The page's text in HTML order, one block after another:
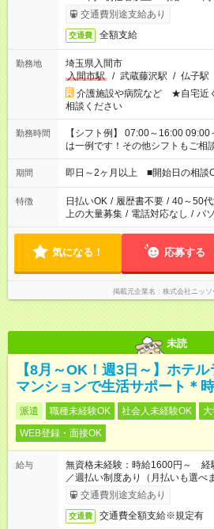
交通費別途支給あり
交通費 全額支給
勤務地
埼玉県入間市
入間市駅
/ 武蔵藤沢駅 / 仏子駅
介護施設や病院など ★自宅近
相談ください
勤務時間
【シフト例】 07:00～16:00 09:00～
は一例です！その他シフトもご相
期間 即日～2ヶ月以上 ■開始日の相談
特徴 日払いOK / 履歴書不要 / 40～50
上の大量募集 / 電話対応なし / パ
気になる！ 応募する
掲載元企業名 株式会社ニッソ
未読
【8月～OK！週3日～】ホテ
マンションで生活サポート＊
派遣 職種未経験OK 社会人未経験OK
WEB登録・面接OK
給与
無資格未経験：時給1600円～
／週払い制度あり（月払いも選べ
了次第のお支払いとなります。
交通費別途支給あり
交通費 交通費全額支給※規定有